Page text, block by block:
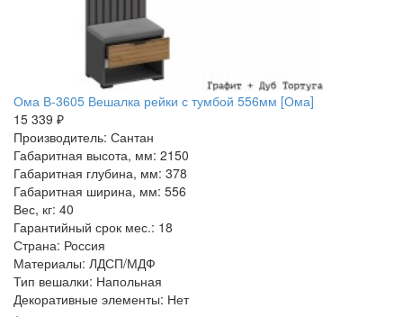
Ома В-3605 Вешалка рейки с тумбой 556мм [Ома]
15 339 ₽
Производитель: Сантан
Габаритная высота, мм: 2150
Габаритная глубина, мм: 378
Габаритная ширина, мм: 556
Вес, кг: 40
Гарантийный срок мес.: 18
Страна: Россия
Материалы: ЛДСП/МДФ
Тип вешалки: Напольная
Декоративные элементы: Нет